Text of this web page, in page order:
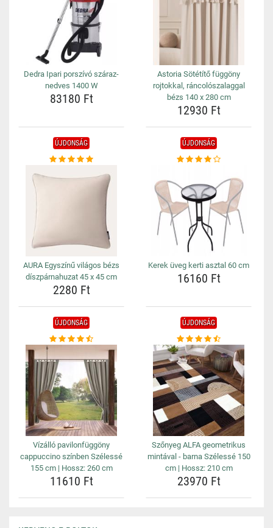
Dedra Ipari porszívó száraz-
nedves 1400 W
83180 Ft
Astoria Sötétítő függöny
rojtokkal, ráncolószalaggal
bézs 140 x 280 cm
12930 Ft
ÚJDONSÁG
AURA Egyszínű világos bézs
díszpárnahuzat 45 x 45 cm
2280 Ft
ÚJDONSÁG
Kerek üveg kerti asztal 60 cm
16160 Ft
ÚJDONSÁG
Vízálló pavilonfüggöny
cappuccino színben Szélessé
155 cm | Hossz: 260 cm
11610 Ft
ÚJDONSÁG
Szőnyeg ALFA geometrikus
mintával - barna Szélessé 150
cm | Hossz: 210 cm
23970 Ft